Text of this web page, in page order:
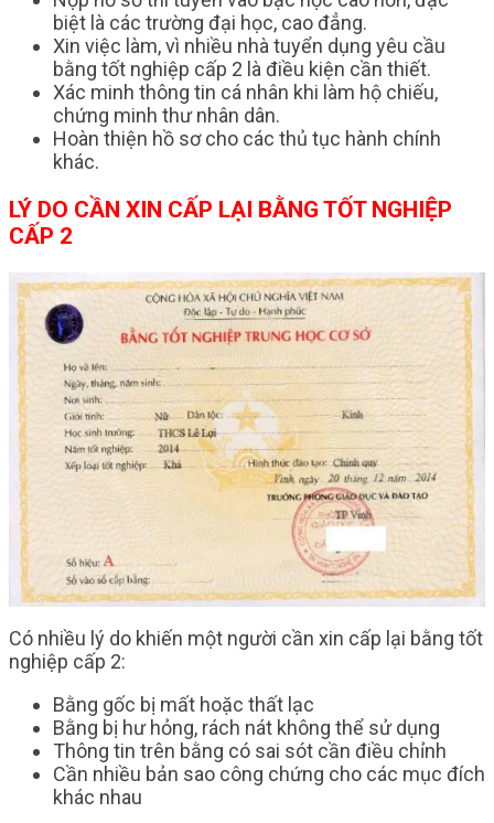
biệt là các trường đại học, cao đẳng.
Xin việc làm, vì nhiều nhà tuyển dụng yêu cầu
bằng tốt nghiệp cấp 2 là điều kiện cần thiết.
Xác minh thông tin cá nhân khi làm hộ chiếu,
chứng minh thư nhân dân.
Hoàn thiện hồ sơ cho các thủ tục hành chính
khác.
LÝ DO CẦN XIN CẤP LẠI BẰNG TỐT NGHIỆP
CẤP 2
Có nhiều lý do khiến một người cần xin cấp lại bằng tốt
nghiệp cấp 2:
Bằng gốc bị mất hoặc thất lạc
Bằng bị hư hỏng, rách nát không thể sử dụng
Thông tin trên bằng có sai sót cần điều chỉnh
Cần nhiều bản sao công chứng cho các mục đích
khác nhau